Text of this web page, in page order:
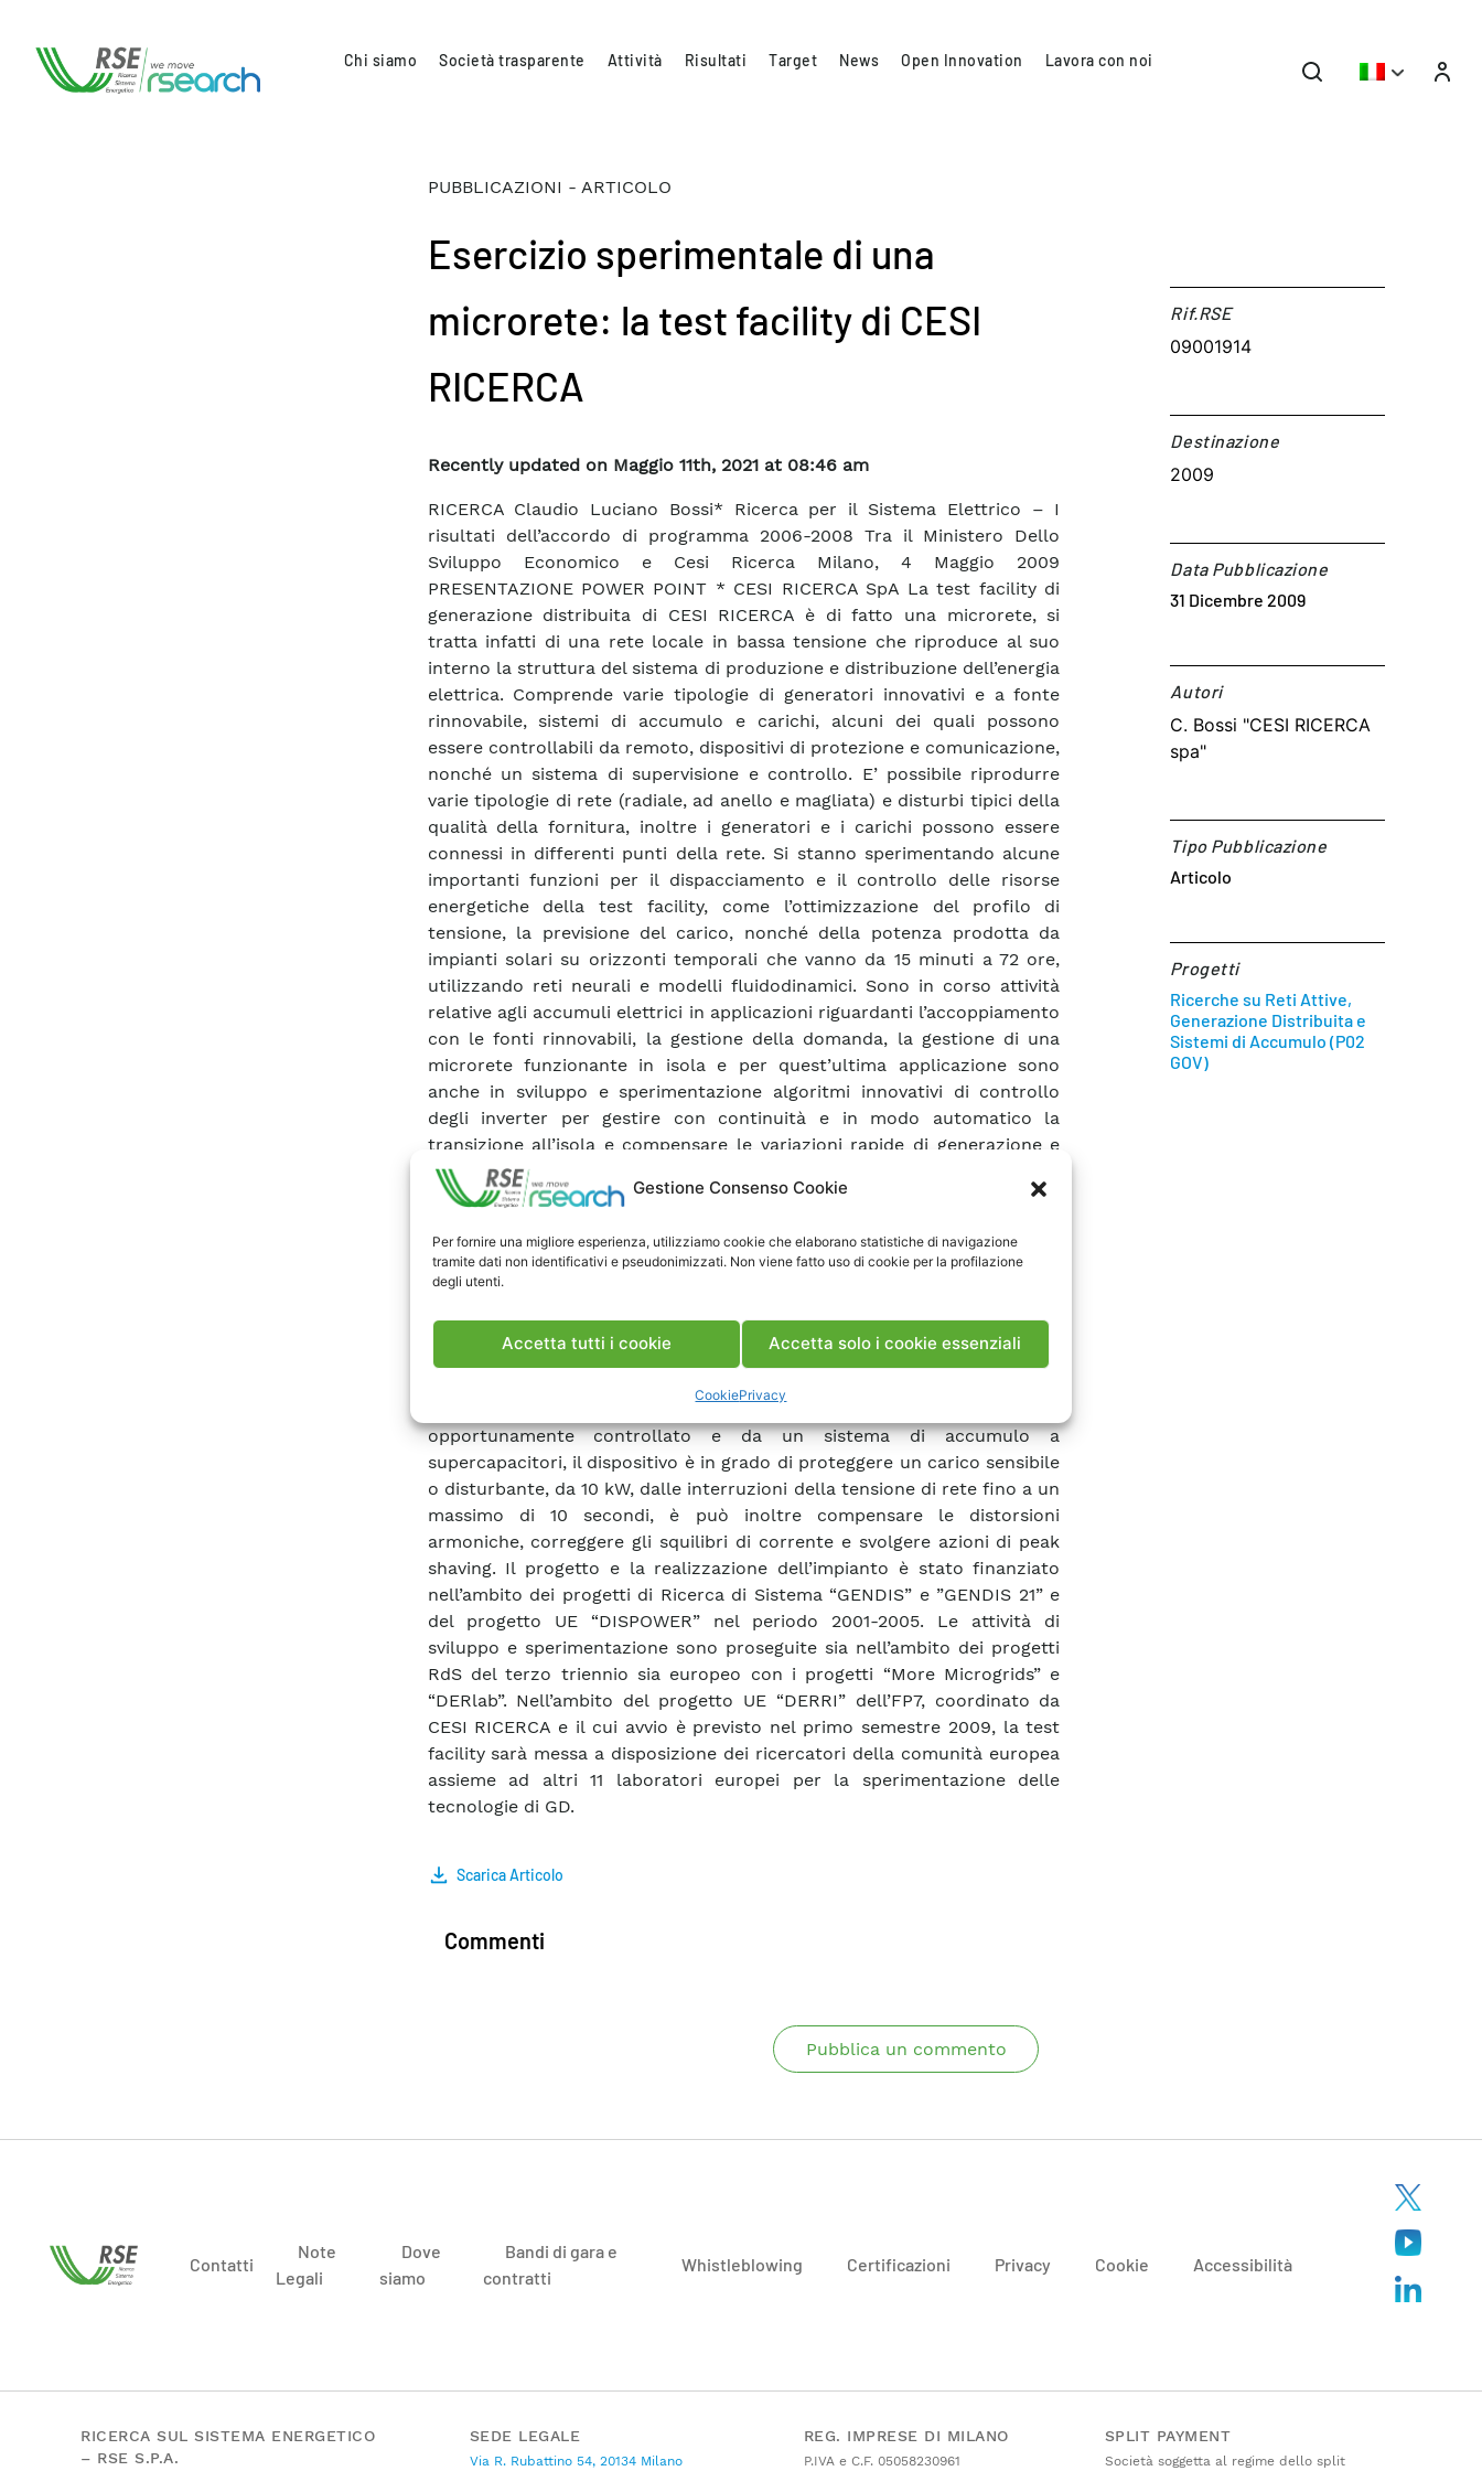
Gestione Consenso Cookie
Per fornire una migliore esperienza, utilizziamo cookie che elaborano statistiche di navigazione
tramite dati non identificativi e pseudonimizzati. Non viene fatto uso di cookie per la profilazione
degli utenti.
Accetta tutti i cookie Accetta solo i cookie essenziali
CookiePrivacy
Chi siamo Società trasparente Attività Risultati Target News Open Innovation Lavora con noi
PUBBLICAZIONI - ARTICOLO
Esercizio sperimentale di una
microrete: la test facility di CESI
RICERCA
Recently updated on Maggio 11th, 2021 at 08:46 am
RICERCA Claudio Luciano Bossi* Ricerca per il Sistema Elettrico – I
risultati dell’accordo di programma 2006-2008 Tra il Ministero Dello
Sviluppo Economico e Cesi Ricerca Milano, 4 Maggio 2009
PRESENTAZIONE POWER POINT * CESI RICERCA SpA La test facility di
generazione distribuita di CESI RICERCA è di fatto una microrete, si
tratta infatti di una rete locale in bassa tensione che riproduce al suo
interno la struttura del sistema di produzione e distribuzione dell’energia
elettrica. Comprende varie tipologie di generatori innovativi e a fonte
rinnovabile, sistemi di accumulo e carichi, alcuni dei quali possono
essere controllabili da remoto, dispositivi di protezione e comunicazione,
nonché un sistema di supervisione e controllo. E’ possibile riprodurre
varie tipologie di rete (radiale, ad anello e magliata) e disturbi tipici della
qualità della fornitura, inoltre i generatori e i carichi possono essere
connessi in differenti punti della rete. Si stanno sperimentando alcune
importanti funzioni per il dispacciamento e il controllo delle risorse
energetiche della test facility, come l’ottimizzazione del profilo di
tensione, la previsione del carico, nonché della potenza prodotta da
impianti solari su orizzonti temporali che vanno da 15 minuti a 72 ore,
utilizzando reti neurali e modelli fluidodinamici. Sono in corso attività
relative agli accumuli elettrici in applicazioni riguardanti l’accoppiamento
con le fonti rinnovabili, la gestione della domanda, la gestione di una
microrete funzionante in isola e per quest’ultima applicazione sono
anche in sviluppo e sperimentazione algoritmi innovativi di controllo
degli inverter per gestire con continuità e in modo automatico la
transizione all’isola e compensare le variazioni rapide di generazione e
carico. La presenza di un numero elevato d’inverter di differente
tipologia consente di effettuare misure significative degli indicatori di
condizioni di rete e operative. Nella test facility è presente un inverter
bidirezionale in grado di trasferire potenza attiva e reattiva tra due
di controllare la tensione e la frequenza di una microrete, permettendo
ad esempio di verificare il comportamento di generatori connessi in reti
realizzato da CESI RICERCA, costituito da un convertitore elettronico
opportunamente controllato e da un sistema di accumulo a
supercapacitori, il dispositivo è in grado di proteggere un carico sensibile
o disturbante, da 10 kW, dalle interruzioni della tensione di rete fino a un
massimo di 10 secondi, è può inoltre compensare le distorsioni
armoniche, correggere gli squilibri di corrente e svolgere azioni di peak
shaving. Il progetto e la realizzazione dell’impianto è stato finanziato
nell’ambito dei progetti di Ricerca di Sistema “GENDIS” e ”GENDIS 21” e
del progetto UE “DISPOWER” nel periodo 2001-2005. Le attività di
sviluppo e sperimentazione sono proseguite sia nell’ambito dei progetti
RdS del terzo triennio sia europeo con i progetti “More Microgrids” e
“DERlab”. Nell’ambito del progetto UE “DERRI” dell’FP7, coordinato da
CESI RICERCA e il cui avvio è previsto nel primo semestre 2009, la test
facility sarà messa a disposizione dei ricercatori della comunità europea
assieme ad altri 11 laboratori europei per la sperimentazione delle
tecnologie di GD.
Scarica Articolo
Rif.RSE​
09001914
Destinazione​
2009
Data Pubblicazione
31 Dicembre 2009
Autori​
C. Bossi "CESI RICERCA
spa"
Tipo Pubblicazione
Articolo
Progetti
Ricerche su Reti Attive,
Generazione Distribuita e
Sistemi di Accumulo (P02
GOV)
Commenti
Pubblica un commento
Contatti
Note
Legali
Dove
siamo
Bandi di gara e
contratti
Whistleblowing Certificazioni Privacy Cookie Accessibilità
RICERCA SUL SISTEMA ENERGETICO
– RSE S.P.A.
SEDE LEGALE
Via R. Rubattino 54, 20134 Milano
REG. IMPRESE DI MILANO
P.IVA e C.F. 05058230961
SPLIT PAYMENT
Società soggetta al regime dello split